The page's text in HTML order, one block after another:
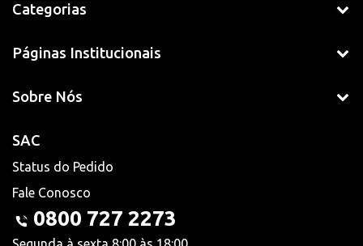
Categorias
Páginas Institucionais
Sobre Nós
SAC
Status do Pedido
Fale Conosco
0800 727 2273